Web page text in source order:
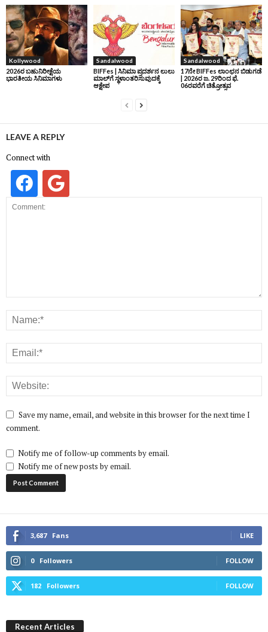
Kollywood
2026ರ ಬಹುನಿರೀಕ್ಷೆಯ
ಭಾರತೀಯ ಸಿನಿಮಾಗಳು
Sandalwood
BIFFes | ಸಿನಿಮಾ ಪ್ರದರ್ಶನ ಲುಲು
ಮಾಲ್‌ಗೆ ಸ್ಥಳಾಂತರಿಸುವುದಕ್ಕೆ
ಆಕ್ಷೇಪ
Sandalwood
17ನೇ BIFFes ಲಾಂಛನ ಬಿಡುಗಡೆ
| 2026ರ ಜ. 29ರಿಂದ ಫೆ.
06ರವರೆಗೆ ಚಿತ್ರೋತ್ಸವ
LEAVE A REPLY
Connect with
Save my name, email, and website in this browser for the next time I
comment.
Notify me of follow-up comments by email.
Notify me of new posts by email.
3,687 Fans LIKE
0 Followers FOLLOW
182 Followers FOLLOW
Recent Articles